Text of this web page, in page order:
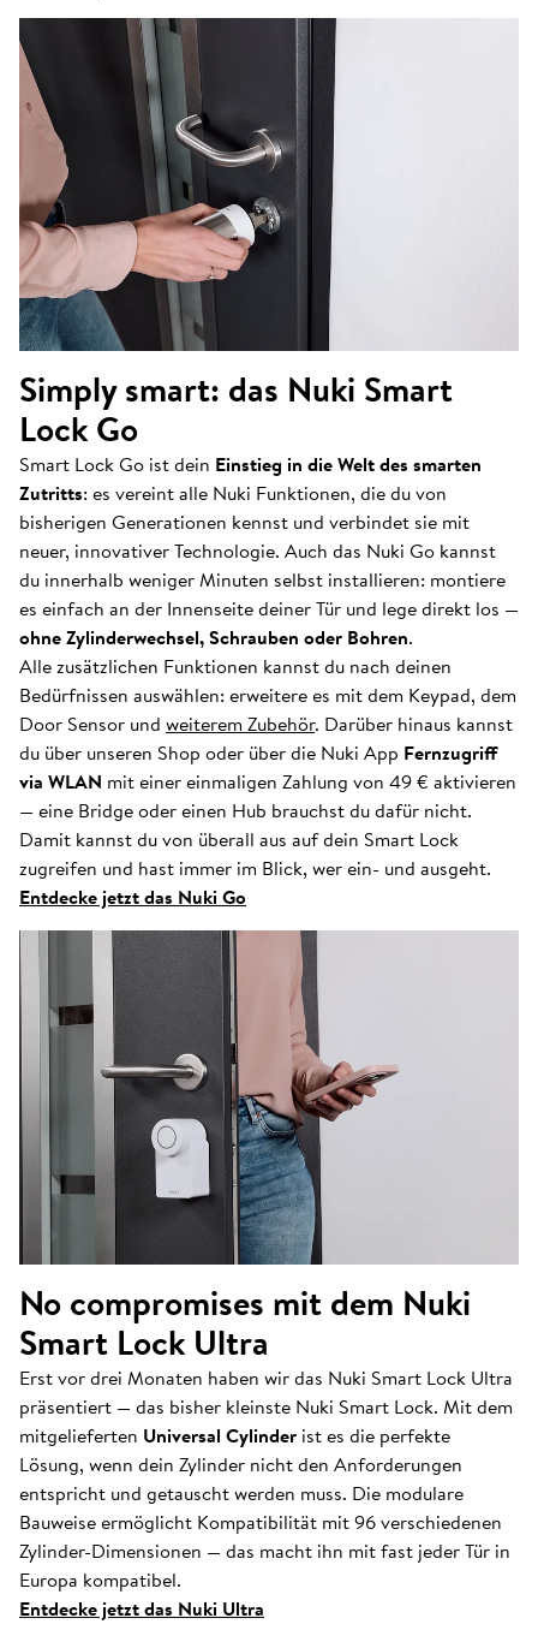
Simply smart: das Nuki Smart
Lock Go
Smart Lock Go ist dein Einstieg in die Welt des smarten
Zutritts: es vereint alle Nuki Funktionen, die du von
bisherigen Generationen kennst und verbindet sie mit
neuer, innovativer Technologie. Auch das Nuki Go kannst
du innerhalb weniger Minuten selbst installieren: montiere
es einfach an der Innenseite deiner Tür und lege direkt los —
ohne Zylinderwechsel, Schrauben oder Bohren.
Alle zusätzlichen Funktionen kannst du nach deinen
Bedürfnissen auswählen: erweitere es mit dem Keypad, dem
Door Sensor und weiterem Zubehör. Darüber hinaus kannst
du über unseren Shop oder über die Nuki App Fernzugriff
via WLAN mit einer einmaligen Zahlung von 49 € aktivieren
— eine Bridge oder einen Hub brauchst du dafür nicht.
Damit kannst du von überall aus auf dein Smart Lock
zugreifen und hast immer im Blick, wer ein- und ausgeht.
Entdecke jetzt das Nuki Go
No compromises mit dem Nuki
Smart Lock Ultra
Erst vor drei Monaten haben wir das Nuki Smart Lock Ultra
präsentiert — das bisher kleinste Nuki Smart Lock. Mit dem
mitgelieferten Universal Cylinder ist es die perfekte
Lösung, wenn dein Zylinder nicht den Anforderungen
entspricht und getauscht werden muss. Die modulare
Bauweise ermöglicht Kompatibilität mit 96 verschiedenen
Zylinder-Dimensionen — das macht ihn mit fast jeder Tür in
Europa kompatibel.
Entdecke jetzt das Nuki Ultra